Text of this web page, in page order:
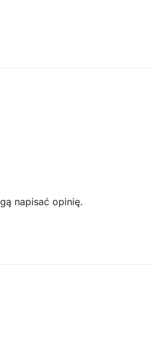
napisać opinię.